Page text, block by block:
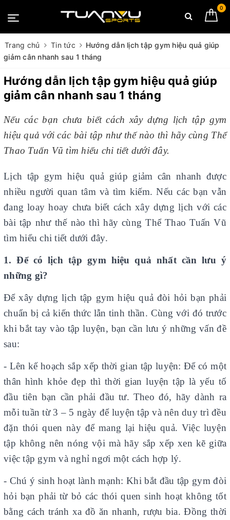
0
Trang chủ Tin tức
Hướng dẫn lịch tập gym hiệu quả giúp
giảm cân nhanh sau 1 tháng
Hướng dẫn lịch tập gym hiệu quả giúp
giảm cân nhanh sau 1 tháng
Nếu các bạn chưa biết cách xây dựng lịch tập gym
hiệu quả với các bài tập như thế nào thì hãy cùng Thể
Thao Tuấn Vũ tìm hiểu chi tiết dưới đây.
Lịch tập gym hiệu quả giúp giảm cân nhanh được
nhiều người quan tâm và tìm kiếm. Nếu các bạn vẫn
đang loay hoay chưa biết cách xây dựng lịch với các
bài tập như thế nào thì hãy cùng Thể Thao Tuấn Vũ
tìm hiểu chi tiết dưới đây.
1. Để có lịch tập gym hiệu quả nhất cần lưu ý
những gì?
Để xây dựng lịch tập gym hiệu quả đòi hỏi bạn phải
chuẩn bị cả kiến thức lẫn tinh thần. Cùng với đó trước
khi bắt tay vào tập luyện, bạn cần lưu ý những vấn đề
sau:
- Lên kế hoạch sắp xếp thời gian tập luyện: Để có một
thân hình khỏe đẹp thì thời gian luyện tập là yếu tố
đầu tiên bạn cần phải đầu tư. Theo đó, hãy dành ra
mỗi tuần từ 3 – 5 ngày để luyện tập và nên duy trì đều
đặn thói quen này để mang lại hiệu quả. Việc luyện
tập không nên nóng vội mà hãy sắp xếp xen kẽ giữa
việc tập gym và nghỉ ngơi một cách hợp lý.
- Chú ý sinh hoạt lành mạnh: Khi bắt đầu tập gym đòi
hỏi bạn phải từ bỏ các thói quen sinh hoạt không tốt
bằng cách tránh xa đồ ăn nhanh, rượu bia. Đồng thời